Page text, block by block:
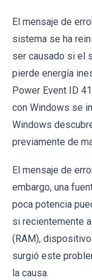
El mensaje de
sistema se ha
ser causado si el
pierde energía
Power Event ID
con Windows se
Windows
previamente de
El mensaje de
embargo, una
poca potencia
si recientemente
(RAM),
surgió este
la causa.